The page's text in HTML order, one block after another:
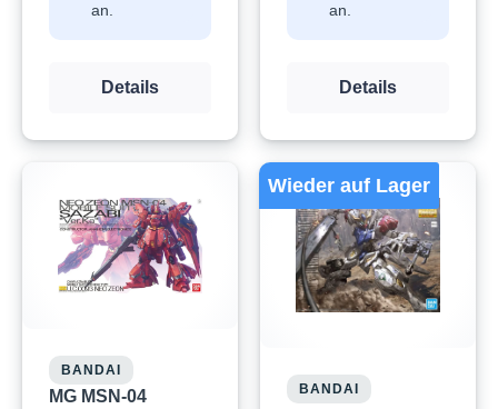
an.
Details
an.
Details
BANDAI
MG MSN-04
Wieder auf Lager
BANDAI